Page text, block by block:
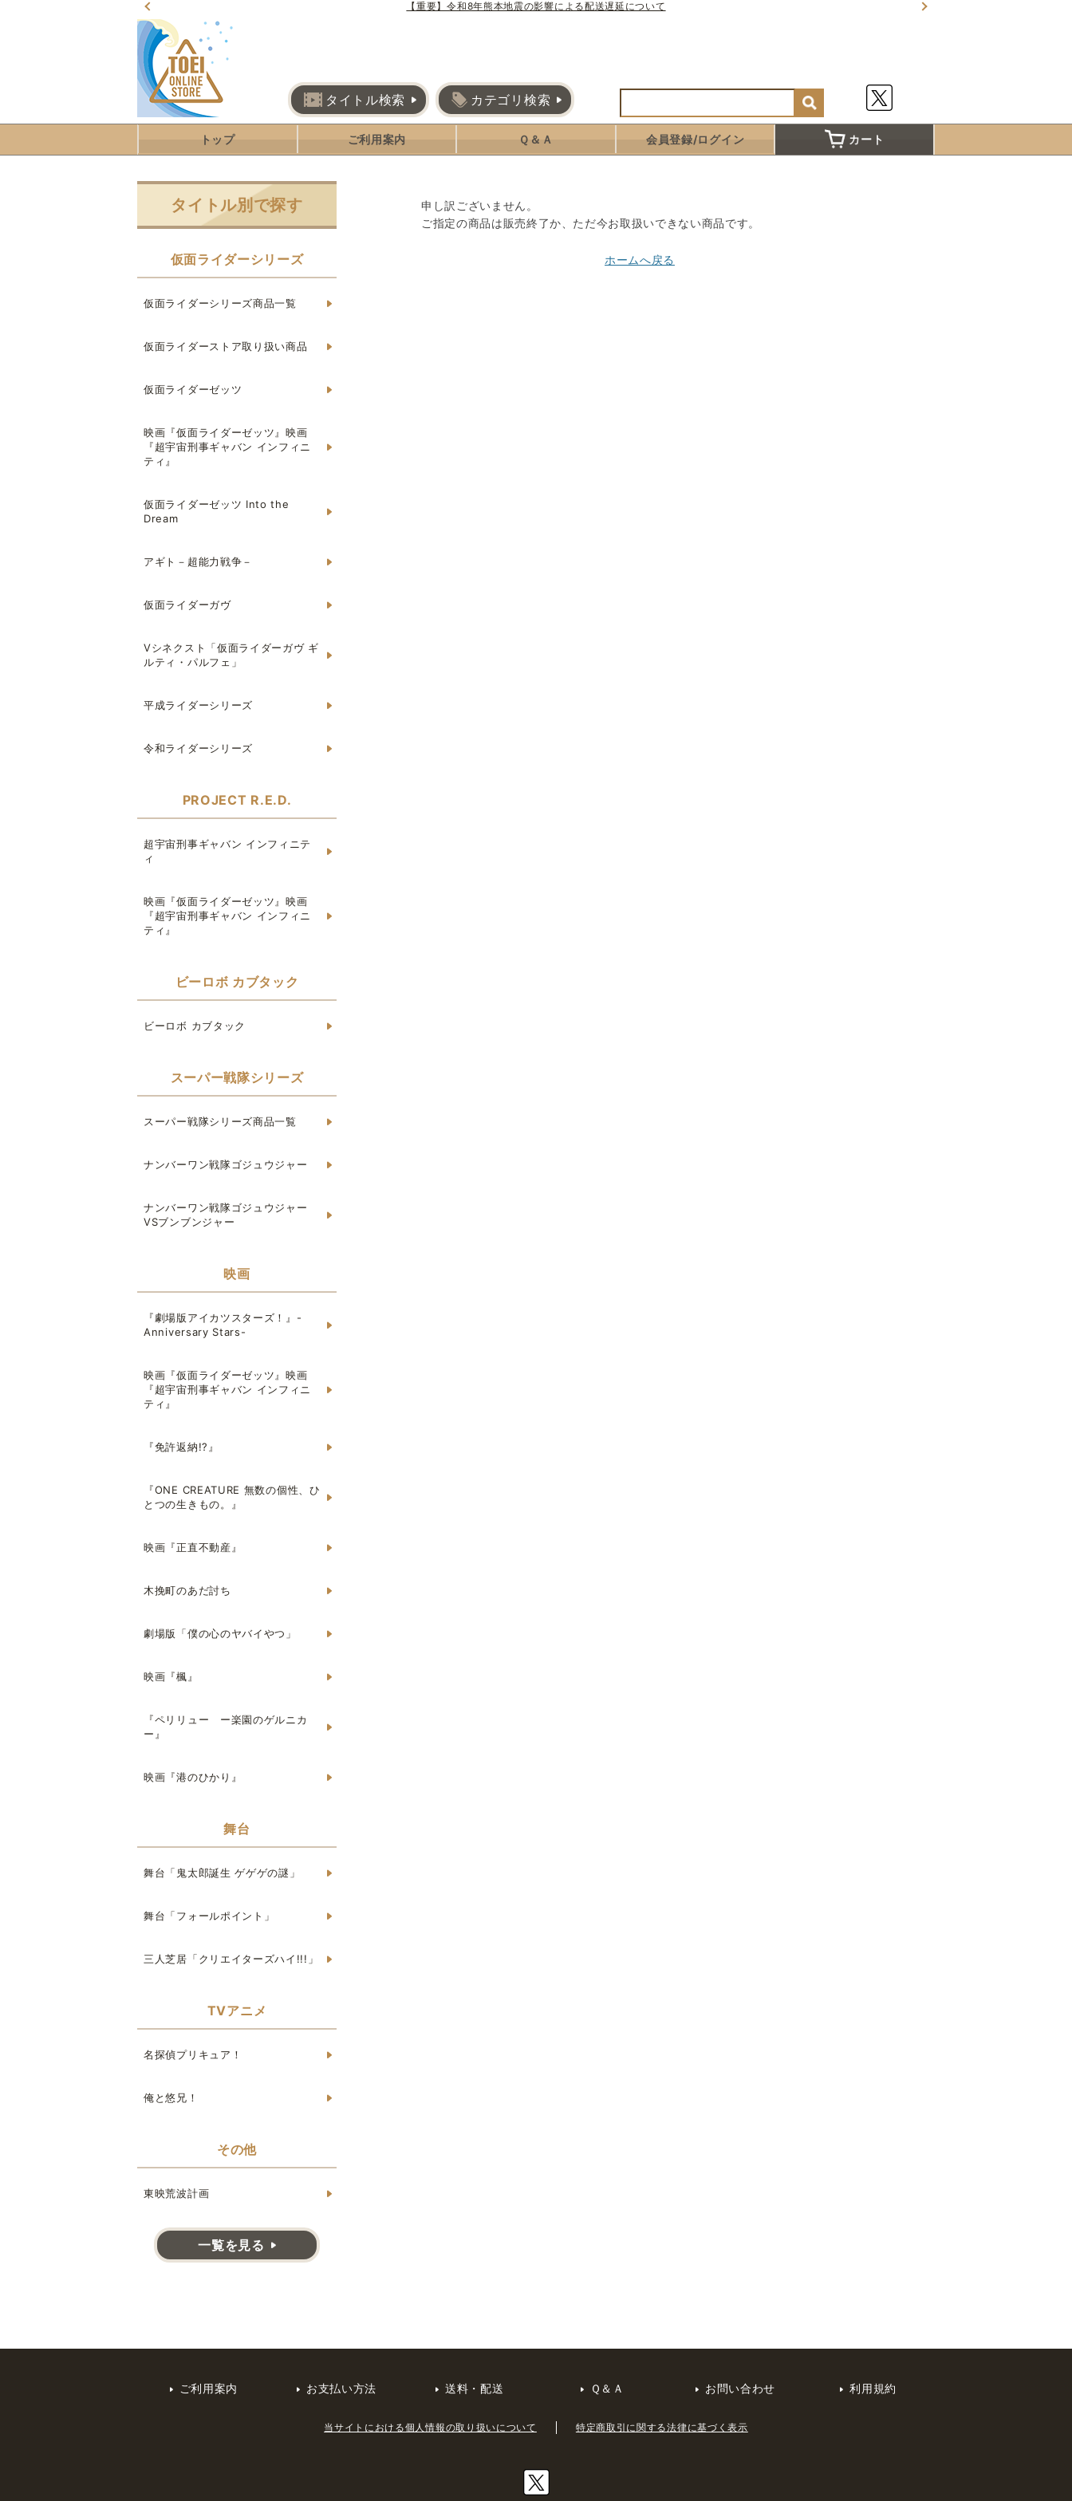
【重要】令和8年熊本地震の影響による配送遅延について
タイトル検索 カテゴリ検索
トップ ご利用案内 Ｑ＆Ａ 会員登録/ログイン カート
申し訳ございません。
ご指定の商品は販売終了か、ただ今お取扱いできない商品です。
ホームへ戻る
タイトル別で探す
仮面ライダーシリーズ
仮面ライダーシリーズ商品一覧
仮面ライダーストア取り扱い商品
仮面ライダーゼッツ
映画『仮面ライダーゼッツ』映画
『超宇宙刑事ギャバン インフィニ
ティ』
仮面ライダーゼッツ Into the
Dream
アギト－超能力戦争－
仮面ライダーガヴ
Vシネクスト「仮面ライダーガヴ ギ
ルティ・パルフェ」
平成ライダーシリーズ
令和ライダーシリーズ
PROJECT R.E.D.
超宇宙刑事ギャバン インフィニテ
ィ
映画『仮面ライダーゼッツ』映画
『超宇宙刑事ギャバン インフィニ
ティ』
ビーロボ カブタック
ビーロボ カブタック
スーパー戦隊シリーズ
スーパー戦隊シリーズ商品一覧
ナンバーワン戦隊ゴジュウジャー
ナンバーワン戦隊ゴジュウジャー
VSブンブンジャー
映画
『劇場版アイカツスターズ！』-
Anniversary Stars-
映画『仮面ライダーゼッツ』映画
『超宇宙刑事ギャバン インフィニ
ティ』
『免許返納!?』
『ONE CREATURE 無数の個性、ひ
とつの生きもの。』
映画『正直不動産』
木挽町のあだ討ち
劇場版「僕の心のヤバイやつ」
映画『楓』
『ペリリュー ー楽園のゲルニカ
ー』
映画『港のひかり』
舞台
舞台「鬼太郎誕生 ゲゲゲの謎」
舞台「フォールポイント」
三人芝居「クリエイターズハイ!!!」
TVアニメ
名探偵プリキュア！
俺と悠兄！
その他
東映荒波計画
一覧を見る
ご利用案内 お支払い方法 送料・配送 Ｑ＆Ａ お問い合わせ 利用規約
当サイトにおける個人情報の取り扱いについて 特定商取引に関する法律に基づく表示